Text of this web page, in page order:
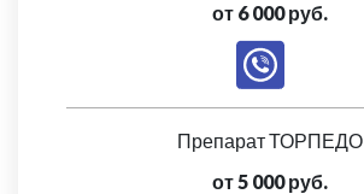
от 6 000 руб.
Препарат ТОРПЕДО
от 5 000 руб.